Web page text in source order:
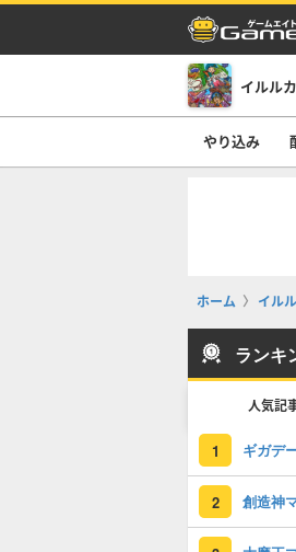
イルル
やり込み
ホーム イル
ランキ
人気記
1 ギガデ
2